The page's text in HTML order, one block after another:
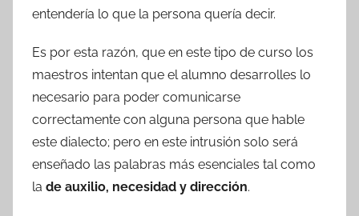
entendería lo que la persona quería decir.
Es por esta razón, que en este tipo de curso los
maestros intentan que el alumno desarrolles lo
necesario para poder comunicarse
correctamente con alguna persona que hable
este dialecto; pero en este intrusión solo será
enseñado las palabras más esenciales tal como
la de auxilio, necesidad y dirección.